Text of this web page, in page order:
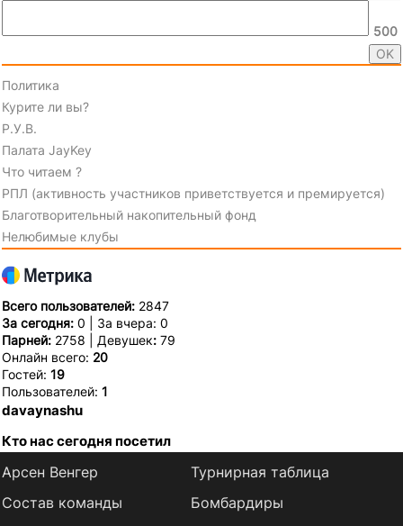
500
Политика
Курите ли вы?
Р.У.В.
Палата JayKey
Что читаем ?
РПЛ (активность участников приветствуется и премируется)
Благотворительный накопительный фонд
Нелюбимые клубы
Всего пользователей: 2847
За сегодня: 0 | За вчера: 0
Парней: 2758 | Девушек: 79
Онлайн всего: 20
Гостей: 19
Пользователей: 1
davaynashu
Кто нас сегодня посетил
Арсен Венгер
Состав команды
Турнирная таблица
Бомбардиры